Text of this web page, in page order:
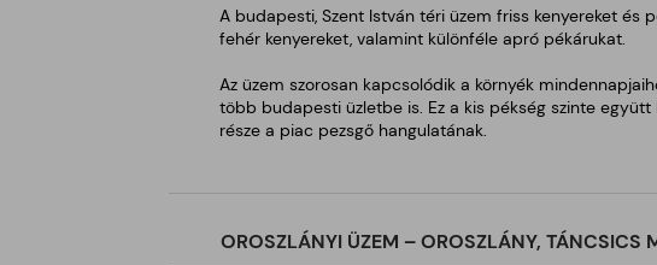
A budapesti, Szent István téri üzem friss kenyereket és
fehér kenyereket, valamint különféle apró pékárukat.
Az üzem szorosan kapcsolódik a környék
több budapesti üzletbe is. Ez a kis pékség szinte
része a piac pezsgő hangulatának.
OROSZLÁNYI ÜZEM – OROSZLÁNY, TÁNCSICS